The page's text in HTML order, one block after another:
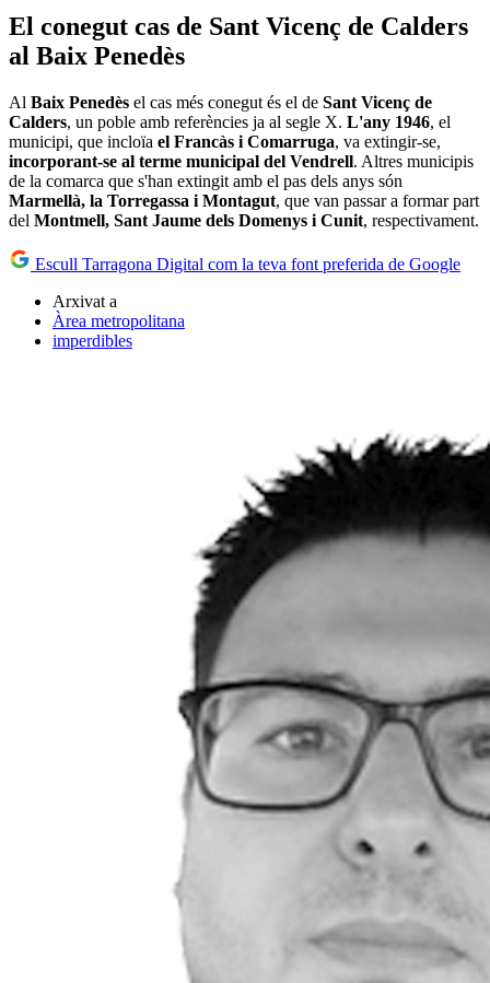
El conegut cas de Sant Vicenç de Calders
al Baix Penedès
Al Baix Penedès el cas més conegut és el de Sant Vicenç de
Calders, un poble amb referències ja al segle X. L'any 1946, el
municipi, que incloïa el Francàs i Comarruga, va extingir-se,
incorporant-se al terme municipal del Vendrell. Altres municipis
de la comarca que s'han extingit amb el pas dels anys són
Marmellà, la Torregassa i Montagut, que van passar a formar part
del Montmell, Sant Jaume dels Domenys i Cunit, respectivament.
Escull Tarragona Digital com la teva font preferida de Google
Arxivat a
Àrea metropolitana
imperdibles